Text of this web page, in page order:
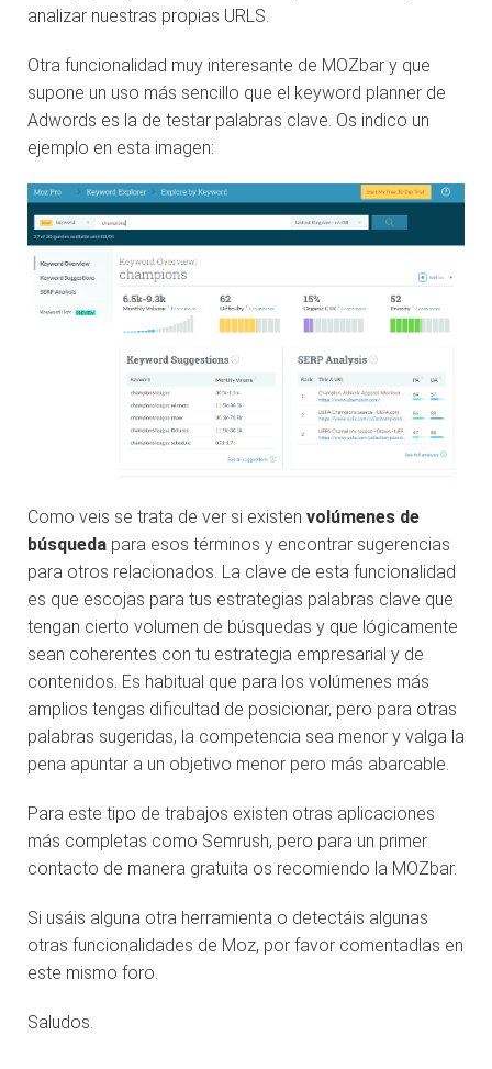
analizar nuestras propias URLS.
Otra funcionalidad muy interesante de MOZbar y que
supone un uso más sencillo que el keyword planner de
Adwords es la de testar palabras clave. Os indico un
ejemplo en esta imagen:
Como veis se trata de ver si existen volúmenes de
búsqueda para esos términos y encontrar sugerencias
para otros relacionados. La clave de esta funcionalidad
es que escojas para tus estrategias palabras clave que
tengan cierto volumen de búsquedas y que lógicamente
sean coherentes con tu estrategia empresarial y de
contenidos. Es habitual que para los volúmenes más
amplios tengas dificultad de posicionar, pero para otras
palabras sugeridas, la competencia sea menor y valga la
pena apuntar a un objetivo menor pero más abarcable.
Para este tipo de trabajos existen otras aplicaciones
más completas como Semrush, pero para un primer
contacto de manera gratuita os recomiendo la MOZbar.
Si usáis alguna otra herramienta o detectáis algunas
otras funcionalidades de Moz, por favor comentadlas en
este mismo foro.
Saludos.